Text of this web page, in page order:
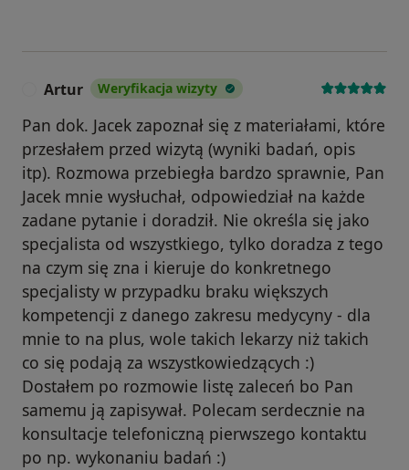
Artur Weryfikacja wizyty
Pan dok. Jacek zapoznał się z materiałami, które
przesłałem przed wizytą (wyniki badań, opis
itp). Rozmowa przebiegła bardzo sprawnie, Pan
Jacek mnie wysłuchał, odpowiedział na każde
zadane pytanie i doradził. Nie określa się jako
specjalista od wszystkiego, tylko doradza z tego
na czym się zna i kieruje do konkretnego
specjalisty w przypadku braku większych
kompetencji z danego zakresu medycyny - dla
mnie to na plus, wole takich lekarzy niż takich
co się podają za wszystkowiedzących :)
Dostałem po rozmowie listę zaleceń bo Pan
samemu ją zapisywał. Polecam serdecznie na
konsultacje telefoniczną pierwszego kontaktu
po np. wykonaniu badań :)